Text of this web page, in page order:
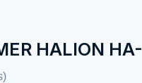
HALION HA-